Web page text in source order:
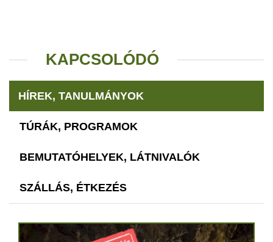
KAPCSOLÓDÓ
HÍREK, TANULMÁNYOK
TÚRÁK, PROGRAMOK
BEMUTATÓHELYEK, LÁTNIVALÓK
SZÁLLÁS, ÉTKEZÉS